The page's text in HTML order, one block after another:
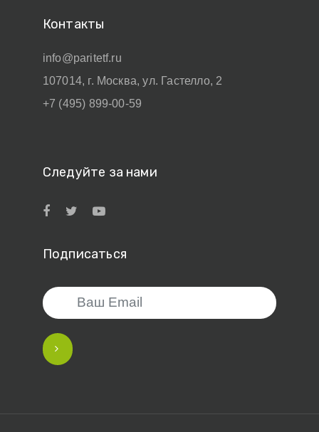
Контакты
info@paritetf.ru
107014, г. Москва, ул. Гастелло, 2
+7 (495) 899-00-59
Следуйте за нами
Подписаться